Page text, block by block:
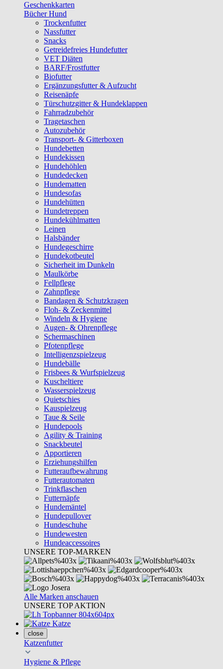
Geschenkkarten
Bücher Hund
Trockenfutter
Nassfutter
Snacks
Getreidefreies Hundefutter
VET Diäten
BARF/Frostfutter
Biofutter
Ergänzungsfutter & Aufzucht
Reisenäpfe
Türschutzgitter & Hundeklappen
Fahrradzubehör
Tragetaschen
Autozubehör
Transport- & Gitterboxen
Hundebetten
Hundekissen
Hundehöhlen
Hundedecken
Hundematten
Hundesofas
Hundehütten
Hundetreppen
Hundekühlmatten
Leinen
Halsbänder
Hundegeschirre
Hundekotbeutel
Sicherheit im Dunkeln
Maulkörbe
Fellpflege
Zahnpflege
Bandagen & Schutzkragen
Floh- & Zeckenmittel
Windeln & Hygiene
Augen- & Ohrenpflege
Schermaschinen
Pfotenpflege
Intelligenzspielzeug
Hundebälle
Frisbees & Wurfspielzeug
Kuscheltiere
Wasserspielzeug
Quietschies
Kauspielzeug
Taue & Seile
Hundepools
Agility & Training
Snackbeutel
Apportieren
Erziehungshilfen
Futteraufbewahrung
Futterautomaten
Trinkflaschen
Futternäpfe
Hundemäntel
Hundepullover
Hundeschuhe
Hundewesten
Hundeaccessoires
UNSERE TOP-MARKEN
Alle Marken anschauen
UNSERE TOP AKTION
Katze
close
Katzenfutter
Hygiene & Pflege